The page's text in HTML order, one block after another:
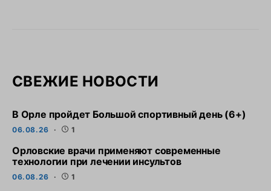
СВЕЖИЕ НОВОСТИ
В Орле пройдет Большой спортивный день (6+)
06.08.26 1
Орловские врачи применяют современные
технологии при лечении инсультов
06.08.26 1